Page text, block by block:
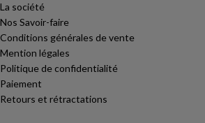
La société
Nos Savoir-faire
Conditions générales de vente
Mention légales
Politique de confidentialité
Paiement
Retours et rétractations